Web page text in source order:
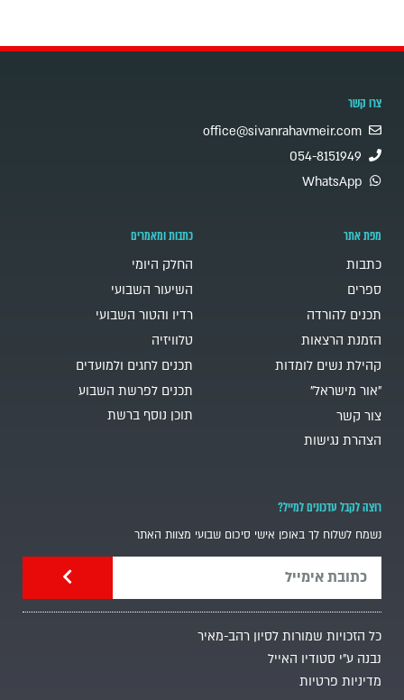
צרו קשר
office@sivanrahavmeir.com
054-8151949
WhatsApp
מפת אתר
כתבות
ספרים
תכנים להורדה
הזמנת הרצאות
קהילת נשים לומדות
"אור מישראל"
צור קשר
הצהרת נגישות
כתבות ומאמרים
החלק היומי
השיעור השבועי
רדיו והטור השבועי
טלוויזיה
תכנים לחגים ולמועדים
תכנים לפרשת השבוע
תוכן נוסף ברשת
רוצה לקבל עדכונים למייל?
נשמח לשלוח לך באופן אישי סיכום שבועי מצוות האתר
כל הזכויות שמורות לסיון רהב-מאיר
נבנה ע"י סטודיו האייל
מדיניות פרטיות